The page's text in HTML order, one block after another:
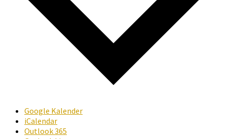
Google Kalender
iCalendar
Outlook 365